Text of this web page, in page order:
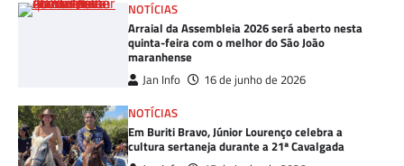
NOTÍCIAS
Arraial da Assembleia 2026 será aberto nesta
quinta-feira com o melhor do São João
maranhense
Jan Info
16 de junho de 2026
NOTÍCIAS
Em Buriti Bravo, Júnior Lourenço celebra a
cultura sertaneja durante a 21ª Cavalgada